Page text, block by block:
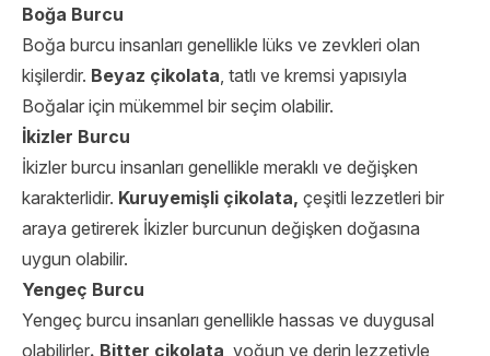
Boğa Burcu
Boğa burcu insanları genellikle lüks ve zevkleri olan
kişilerdir. Beyaz çikolata, tatlı ve kremsi yapısıyla
Boğalar için mükemmel bir seçim olabilir.
İkizler Burcu
İkizler burcu insanları genellikle meraklı ve değişken
karakterlidir. Kuruyemişli çikolata, çeşitli lezzetleri bir
araya getirerek İkizler burcunun değişken doğasına
uygun olabilir.
Yengeç Burcu
Yengeç burcu insanları genellikle hassas ve duygusal
olabilirler. Bitter çikolata, yoğun ve derin lezzetiyle